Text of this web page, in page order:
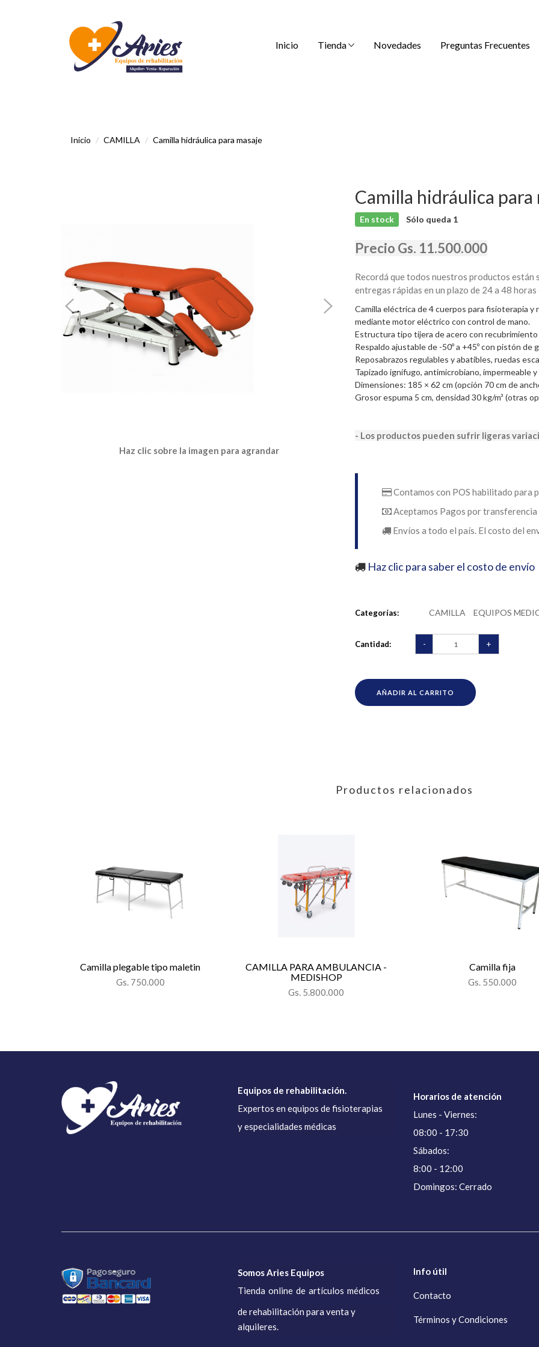
Inicio Tienda Novedades Preguntas Frecuentes
Inicio CAMILLA Camilla hidráulica para masaje
Haz clic sobre la imagen para agrandar
Camilla hidráulica
En stock Sólo queda 1
Precio Gs. 11.500.000
Recordá que todos nuestros productos están
entregas rápidas en un plazo de 24 a 48
Camilla eléctrica de 4 cuerpos para fisioterapia
mediante motor eléctrico con control de mano.
Estructura tipo tijera de acero con
Respaldo ajustable de -50º a +45º con pistón
Reposabrazos regulables y abatibles, ruedas
Tapizado ignífugo, antimicrobiano, impermeable
Dimensiones: 185 × 62 cm (opción 70 cm de
Grosor espuma 5 cm, densidad 30 kg/m³ (otras
- Los productos pueden sufrir ligeras
Contamos con POS habilitado para
Aceptamos Pagos por transferencia
Envíos a todo el país. El costo del
Haz clic para saber el costo de envío
Categorías: CAMILLA EQUIPOS
Cantidad: - +
AÑADIR AL CARRITO
Productos relacionados
Camilla plegable tipo maletin
Gs. 750.000
CAMILLA PARA AMBULANCIA -
MEDISHOP
Gs. 5.800.000
Camilla fija
Gs. 550.000
Equipos de rehabilitación.
Expertos en equipos de fisioterapias
y especialidades médicas
Horarios de atención
Lunes - Viernes:
08:00 - 17:30
Sábados:
8:00 - 12:00
Domingos: Cerrado
Somos Aries Equipos
Tienda online de artículos médicos
de rehabilitación para venta y
alquileres.
Info útil
Contacto
Términos y Condiciones